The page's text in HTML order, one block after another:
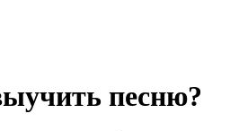
песню?